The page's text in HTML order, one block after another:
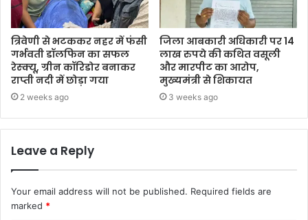
त्रिवेणी से भटककर नहर में फंसी
गर्भवती डॉलफिन का सफल
रेस्क्यू, ग्रीन कॉरिडोर बनाकर
राप्ती नदी में छोड़ा गया
2 weeks ago
जिला आबकारी अधिकारी पर 14
लाख रुपये की कथित वसूली
और मारपीट का आरोप,
मुख्यमंत्री से शिकायत
3 weeks ago
Leave a Reply
Your email address will not be published. Required fields are
marked *